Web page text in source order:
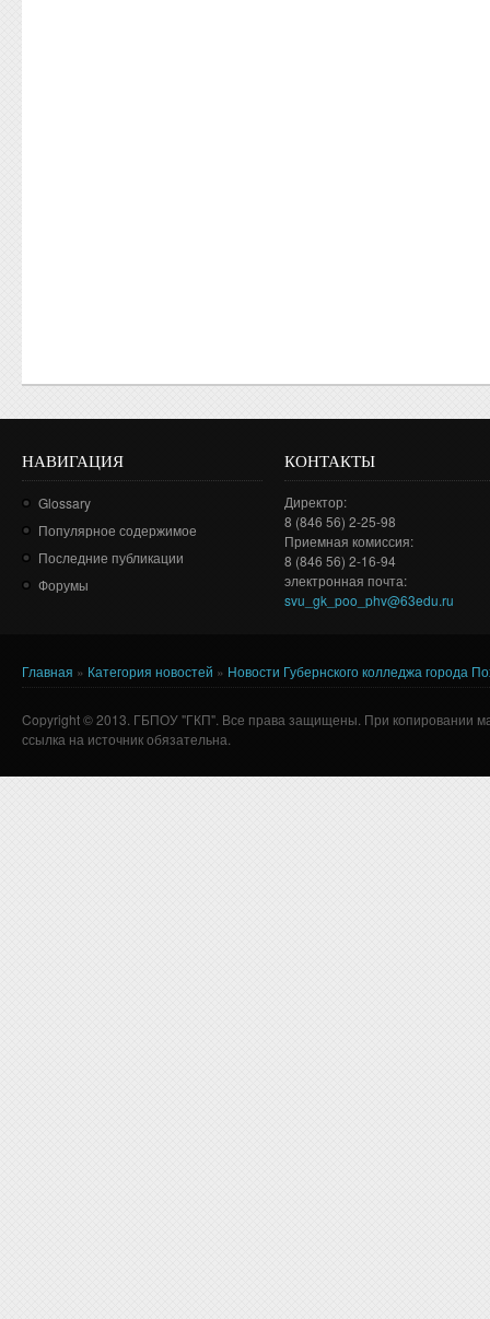
НАВИГАЦИЯ
Glossary
Популярное содержимое
Последние публикации
Форумы
КОНТАКТЫ
Директор:
8 (846 56) 2-25-98
Приемная комиссия:
8 (846 56) 2-16-94
электронная почта:
svu_gk_poo_phv@63edu.ru
Вы здесь
Главная » Категория новостей » Новости Губернского колледжа города
Copyright © 2013. ГБПОУ "ГКП". Все права защищены. При копировании
ссылка на источник обязательна.